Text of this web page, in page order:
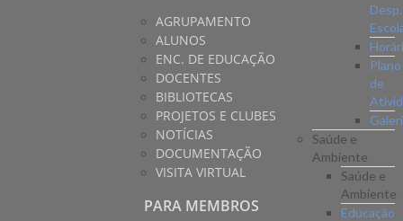
Desp.
Plano
de
Saúde e
Ambiente
Saúde e
Ambiente
Educação
AGRUPAMENTO
ALUNOS
ENC. DE EDUCAÇÃO
DOCENTES
BIBLIOTECAS
PROJETOS E CLUBES
NOTÍCIAS
DOCUMENTAÇÃO
VISITA VIRTUAL
PARA MEMBROS